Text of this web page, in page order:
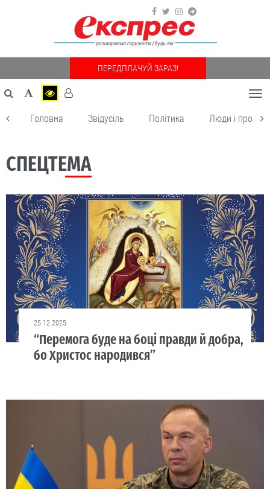
ПЕРЕДПЛАЧУЙ ЗАРАЗ!
Головна Звідусіль Політика Люди і
СПЕЦТЕМА
25.12.2025
“Перемога буде на боці правди й добра,
бо Христос народився”